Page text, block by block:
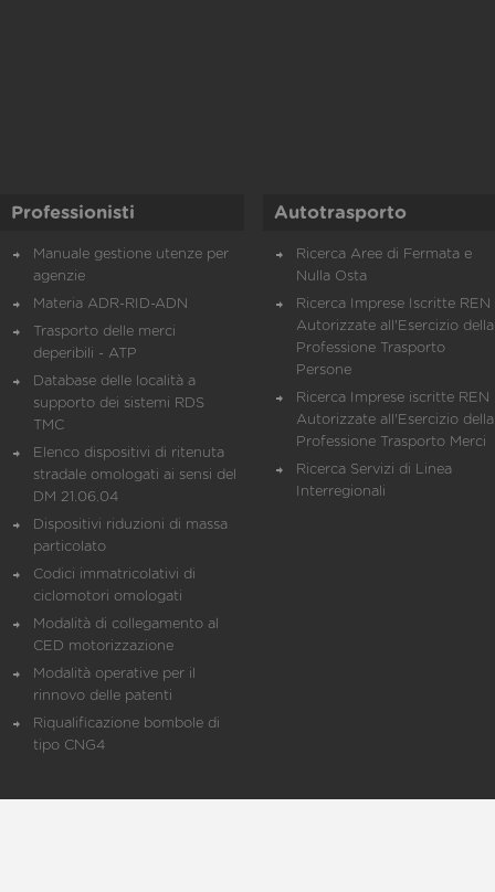
Professionisti
Manuale gestione utenze per
agenzie
Materia ADR-RID-ADN
Trasporto delle merci
deperibili - ATP
Database delle località a
supporto dei sistemi RDS
TMC
Elenco dispositivi di ritenuta
stradale omologati ai sensi del
DM 21.06.04
Dispositivi riduzioni di massa
particolato
Codici immatricolativi di
ciclomotori omologati
Modalità di collegamento al
CED motorizzazione
Modalità operative per il
rinnovo delle patenti
Riqualificazione bombole di
tipo CNG4
Autotrasporto
Ricerca Aree di Fermata e
Nulla Osta
Ricerca Imprese Iscritte REN
Autorizzate all'Esercizio della
Professione Trasporto
Persone
Ricerca Imprese iscritte REN
Autorizzate all'Esercizio della
Professione Trasporto Merci
Ricerca Servizi di Linea
Interregionali